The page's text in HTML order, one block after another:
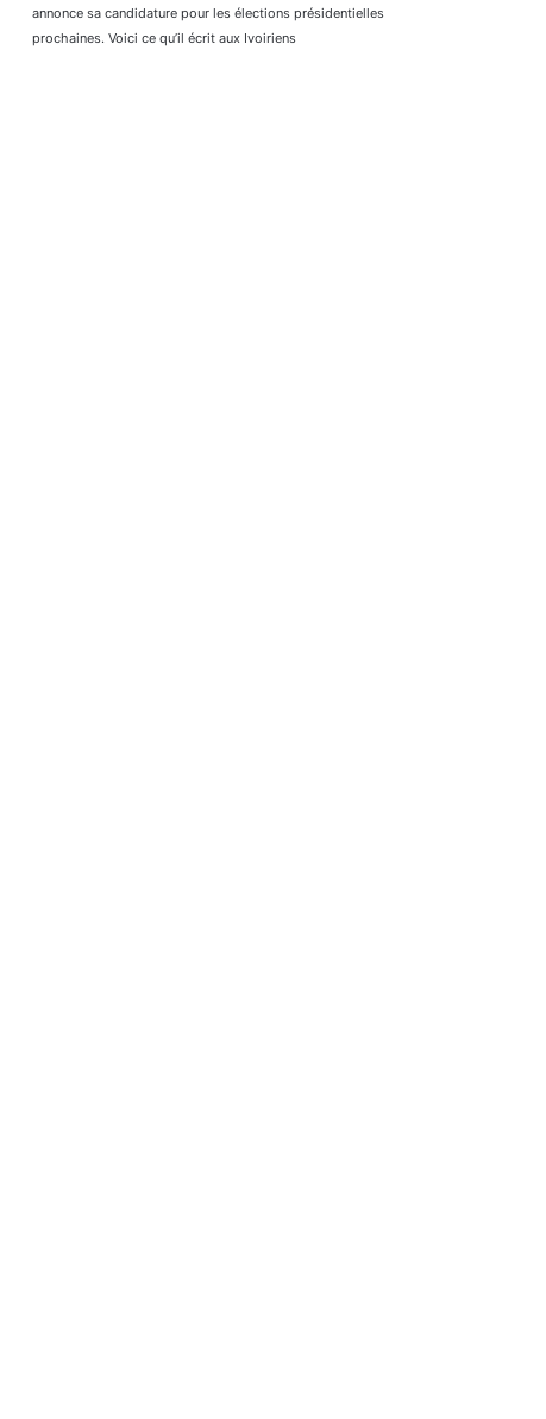
annonce sa candidature pour les élections présidentielles
prochaines. Voici ce qu’il écrit aux Ivoiriens